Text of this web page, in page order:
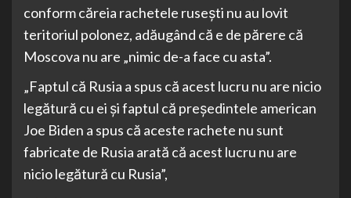
conform căreia rachetele rusești nu au lovit
teritoriul polonez, adăugând că e de părere că
Moscova nu are „nimic de-a face cu asta”.
„Faptul că Rusia a spus că acest lucru nu are nicio
legătură cu ei și faptul că președintele american
Joe Biden a spus că aceste rachete nu sunt
fabricate de Rusia arată că acest lucru nu are
nicio legătură cu Rusia”,